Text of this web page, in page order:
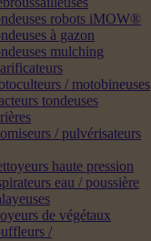
robots iMOW®
à gazon
mulching
/ motobineuses
tondeuses
/ pulvérisateurs
haute pression
eau / poussière
de végétaux
/